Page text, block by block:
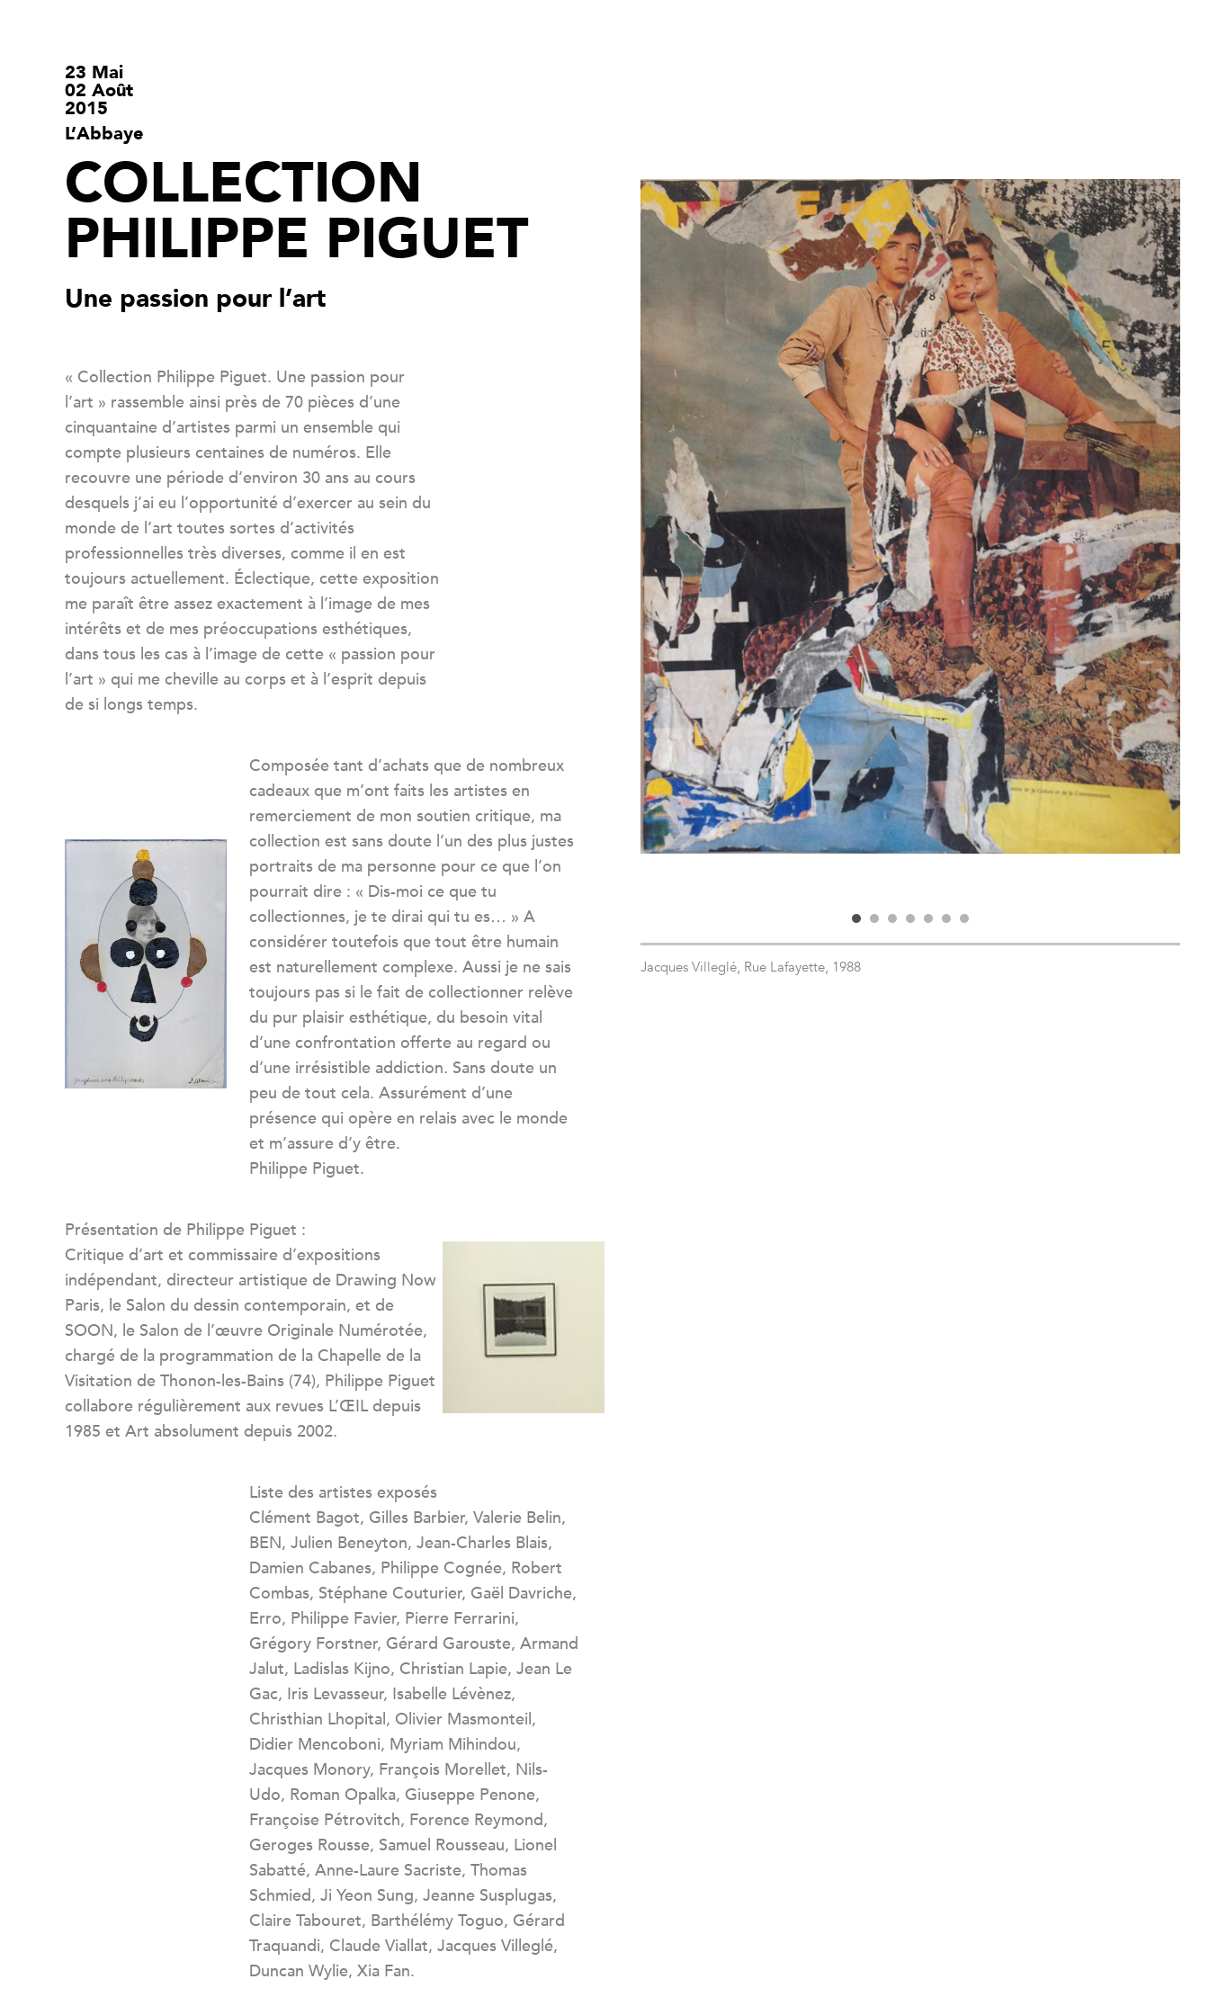
23 Mai
02 Août
2015
L’Abbaye
COLLECTION
PHILIPPE PIGUET
Une passion pour l’art
« Collection Philippe Piguet. Une passion pour
l’art » rassemble ainsi près de 70 pièces d’une
cinquantaine d’artistes parmi un ensemble qui
compte plusieurs centaines de numéros. Elle
recouvre une période d’environ 30 ans au cours
desquels j’ai eu l’opportunité d’exercer au sein du
monde de l’art toutes sortes d’activités
professionnelles très diverses, comme il en est
toujours actuellement. Éclectique, cette exposition
me paraît être assez exactement à l’image de mes
intérêts et de mes préoccupations esthétiques,
dans tous les cas à l’image de cette « passion pour
l’art » qui me cheville au corps et à l’esprit depuis
de si longs temps.
Composée tant d’achats que de nombreux
cadeaux que m’ont faits les artistes en
remerciement de mon soutien critique, ma
collection est sans doute l’un des plus justes
portraits de ma personne pour ce que l’on
pourrait dire : « Dis-moi ce que tu
collectionnes, je te dirai qui tu es… » A
considérer toutefois que tout être humain
est naturellement complexe. Aussi je ne sais
toujours pas si le fait de collectionner relève
du pur plaisir esthétique, du besoin vital
d’une confrontation offerte au regard ou
d’une irrésistible addiction. Sans doute un
peu de tout cela. Assurément d’une
présence qui opère en relais avec le monde
et m’assure d’y être.
Philippe Piguet.
Présentation de Philippe Piguet :
Critique d’art et commissaire d’expositions
indépendant, directeur artistique de Drawing Now
Paris, le Salon du dessin contemporain, et de
SOON, le Salon de l’œuvre Originale Numérotée,
chargé de la programmation de la Chapelle de la
Visitation de Thonon-les-Bains (74), Philippe Piguet
collabore régulièrement aux revues L’ŒIL depuis
1985 et Art absolument depuis 2002.
Liste des artistes exposés
Clément Bagot, Gilles Barbier, Valerie Belin,
BEN, Julien Beneyton, Jean-Charles Blais,
Damien Cabanes, Philippe Cognée, Robert
Combas, Stéphane Couturier, Gaël Davriche,
Erro, Philippe Favier, Pierre Ferrarini,
Grégory Forstner, Gérard Garouste, Armand
Jalut, Ladislas Kijno, Christian Lapie, Jean Le
Gac, Iris Levasseur, Isabelle Lévènez,
Christhian Lhopital, Olivier Masmonteil,
Didier Mencoboni, Myriam Mihindou,
Jacques Monory, François Morellet, Nils-
Udo, Roman Opalka, Giuseppe Penone,
Françoise Pétrovitch, Forence Reymond,
Geroges Rousse, Samuel Rousseau, Lionel
Sabatté, Anne-Laure Sacriste, Thomas
Schmied, Ji Yeon Sung, Jeanne Susplugas,
Claire Tabouret, Barthélémy Toguo, Gérard
Traquandi, Claude Viallat, Jacques Villeglé,
Duncan Wylie, Xia Fan.
Jacques Villeglé, Rue Lafayette, 1988